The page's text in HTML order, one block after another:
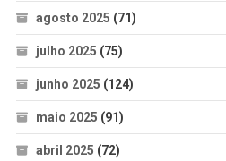
agosto 2025 (71)
julho 2025 (75)
junho 2025 (124)
maio 2025 (91)
abril 2025 (72)